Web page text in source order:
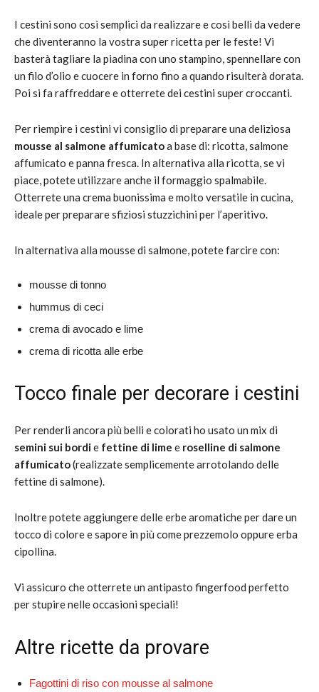
I cestini sono così semplici da realizzare e così belli da vedere
che diventeranno la vostra super ricetta per le feste! Vi
basterà tagliare la piadina con uno stampino, spennellare con
un filo d’olio e cuocere in forno fino a quando risulterà dorata.
Poi si fa raffreddare e otterrete dei cestini super croccanti.
Per riempire i cestini vi consiglio di preparare una deliziosa
mousse al salmone affumicatoa base di: ricotta, salmone
affumicato e panna fresca. In alternativa alla ricotta, se vi
piace, potete utilizzare anche il formaggio spalmabile.
Otterrete una crema buonissima e molto versatile in cucina,
ideale per preparare sfiziosi stuzzichini per l’aperitivo.
In alternativa alla mousse di salmone, potete farcire con:
mousse di tonno
hummus di ceci
crema di avocado e lime
crema di ricotta alle erbe
Tocco finale per decorare i cestini
Per renderli ancora più belli e colorati ho usato un mix di
semini sui bordie fettine di lime e roselline di salmone
affumicato(realizzate semplicemente arrotolando delle
fettine di salmone).
Inoltre potete aggiungere delle erbe aromatiche per dare un
tocco di colore e sapore in più come prezzemolo oppure erba
cipollina.
Vi assicuro che otterrete un antipasto fingerfood perfetto
per stupire nelle occasioni speciali!
Altre ricette da provare
Fagottini di riso con mousse al salmone